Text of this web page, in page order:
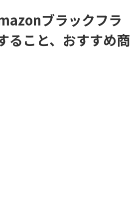
ブラックフラ
こと、おすすめ商